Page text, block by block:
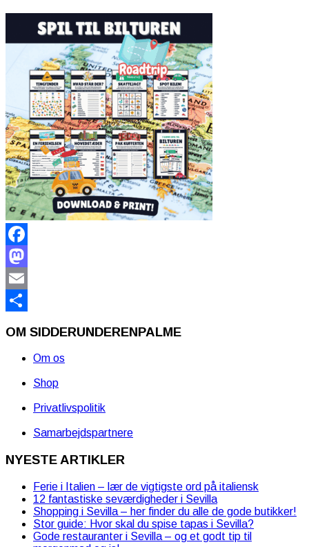
Facebook
Mastodon
Email
OM SIDDERUNDERENPALME
Om os
Shop
Privatlivspolitik
Samarbejdspartnere
NYESTE ARTIKLER
Ferie i Italien – lær de vigtigste ord på italiensk
12 fantastiske seværdigheder i Sevilla
Shopping i Sevilla – her finder du alle de gode butikker!
Stor guide: Hvor skal du spise tapas i Sevilla?
Gode restauranter i Sevilla – og et godt tip til